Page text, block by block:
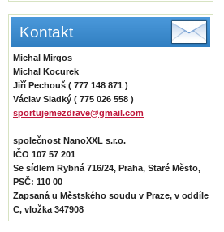
Kontakt
Michal Mirgos
Michal Kocurek
Jiří Pechouš ( 777 148 871 )
Václav Sladký ( 775 026 558 )
sportujemezdrave@gmail.com
společnost NanoXXL s.r.o.
IČO 107 57 201
Se sídlem Rybná 716/24, Praha, Staré Město,
PSČ: 110 00
Zapsaná u Městského soudu v Praze, v oddíle
C, vložka 347908